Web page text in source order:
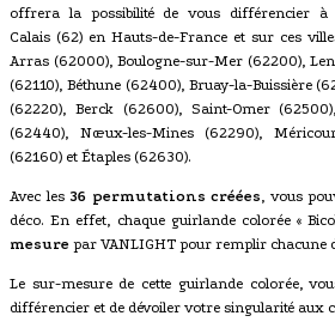
offrera la possibilité de vous différencier à
Calais (62) en Hauts-de-France et sur ces
Arras (62000), Boulogne-sur-Mer (62200),
(62110), Béthune (62400), Bruay-la-Buissière
(62220), Berck (62600), Saint-Omer
(62440), Nœux-les-Mines (62290),
(62160) et Étaples (62630).
Avec les 36 permutations créées, vous
déco. En effet, chaque guirlande colorée «
mesure par VANLIGHT pour remplir chacune
Le sur-mesure de cette guirlande colorée,
différencier et de dévoiler votre singularité aux